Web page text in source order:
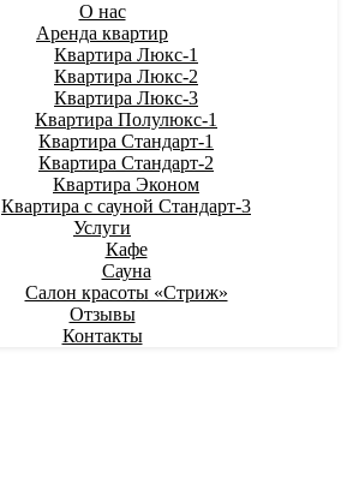
О нас
Аренда квартир
Квартира Люкс-1
Квартира Люкс-2
Квартира Люкс-3
Квартира Полулюкс-1
Квартира Стандарт-1
Квартира Стандарт-2
Квартира Эконом
Квартира с сауной Стандарт-3
Услуги
Кафе
Сауна
Салон красоты «Стриж»
Отзывы
Контакты